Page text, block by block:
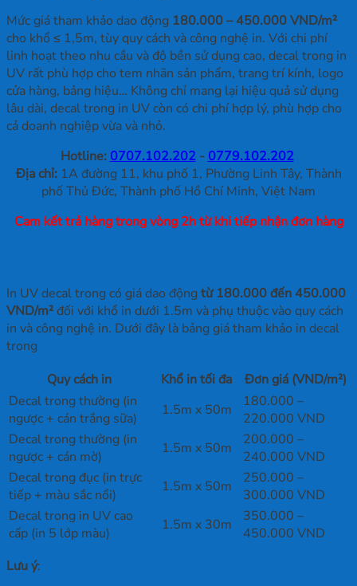
Mức giá tham khảo dao động 180.000 – 450.000 VND/m²
cho khổ ≤ 1,5m, tùy quy cách và công nghệ in. Với chi phí
linh hoạt theo nhu cầu và độ bền sử dụng cao, decal trong in
UV rất phù hợp cho tem nhãn sản phẩm, trang trí kính, logo
cửa hàng, bảng hiệu… Không chỉ mang lại hiệu quả sử dụng
lâu dài, decal trong in UV còn có chi phí hợp lý, phù hợp cho
cả doanh nghiệp vừa và nhỏ.
Hotline: 0707.102.202- 0779.102.202
Địa chỉ:1A đường 11, khu phố 1, Phường Linh Tây, Thành
phố Thủ Đức, Thành phố Hồ Chí Minh, Việt Nam
Cam kết trả hàng trong vòng 2h từ khi tiếp nhận đơn hàng
In UV decal trong có giá dao động từ 180.000 đến 450.000
VND/m²đối với khổ in dưới 1.5m và phụ thuộc vào quy cách
in và công nghệ in. Dưới đây là bảng giá tham khảo in decal
trong
Quy cách in
Khổ in tối đa
Đơn giá (VND/m²)
Decal trong thường (in
ngược + cán trắng sữa)
1.5m x 50m
180.000 –
220.000 VND
Decal trong thường (in
ngược + cán mờ)
1.5m x 50m
200.000 –
240.000 VND
Decal trong đục (in trực
tiếp + màu sắc nổi)
1.5m x 50m
250.000 –
300.000 VND
Decal trong in UV cao
cấp (in 5 lớp màu)
1.5m x 30m
350.000 –
450.000 VND
Lưu ý: